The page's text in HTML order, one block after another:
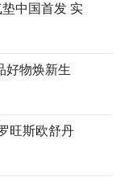
垫中国首发 实
好物焕新生
旺斯欧舒丹